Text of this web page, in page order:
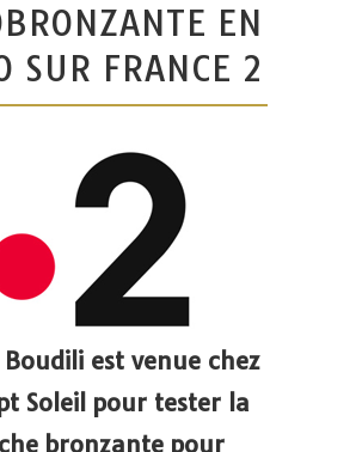
EN
SUR FRANCE 2
est venue chez
Soleil pour tester la
bronzante pour